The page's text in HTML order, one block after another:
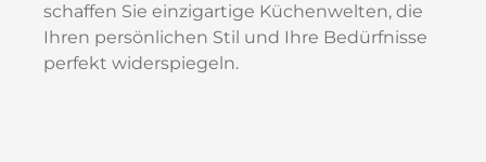
schaffen Sie einzigartige Küchenwelten, die
Ihren persönlichen Stil und Ihre Bedürfnisse
perfekt widerspiegeln.